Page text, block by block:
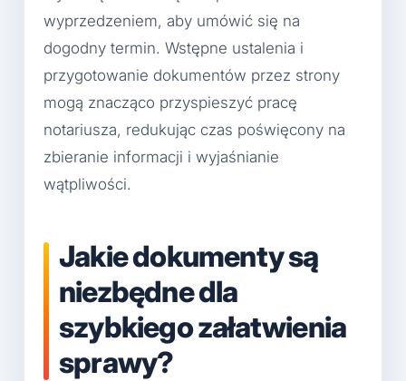
wyprzedzeniem, aby umówić się na
dogodny termin. Wstępne ustalenia i
przygotowanie dokumentów przez strony
mogą znacząco przyspieszyć pracę
notariusza, redukując czas poświęcony na
zbieranie informacji i wyjaśnianie
wątpliwości.
Jakie dokumenty są
niezbędne dla
szybkiego załatwienia
sprawy?